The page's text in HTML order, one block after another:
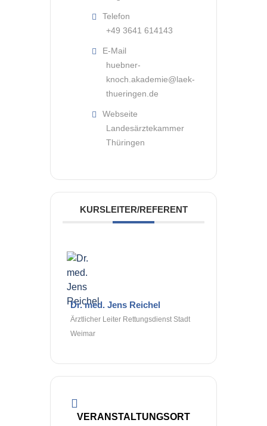
Telefon
+49 3641 614143
E-Mail
huebner-
knoch.akademie@laek-
thueringen.de
Webseite
Landesärztekammer
Thüringen
KURSLEITER/REFERENT
Dr. med. Jens Reichel
Ärztlicher Leiter Rettungsdienst Stadt
Weimar
VERANSTALTUNGSORT